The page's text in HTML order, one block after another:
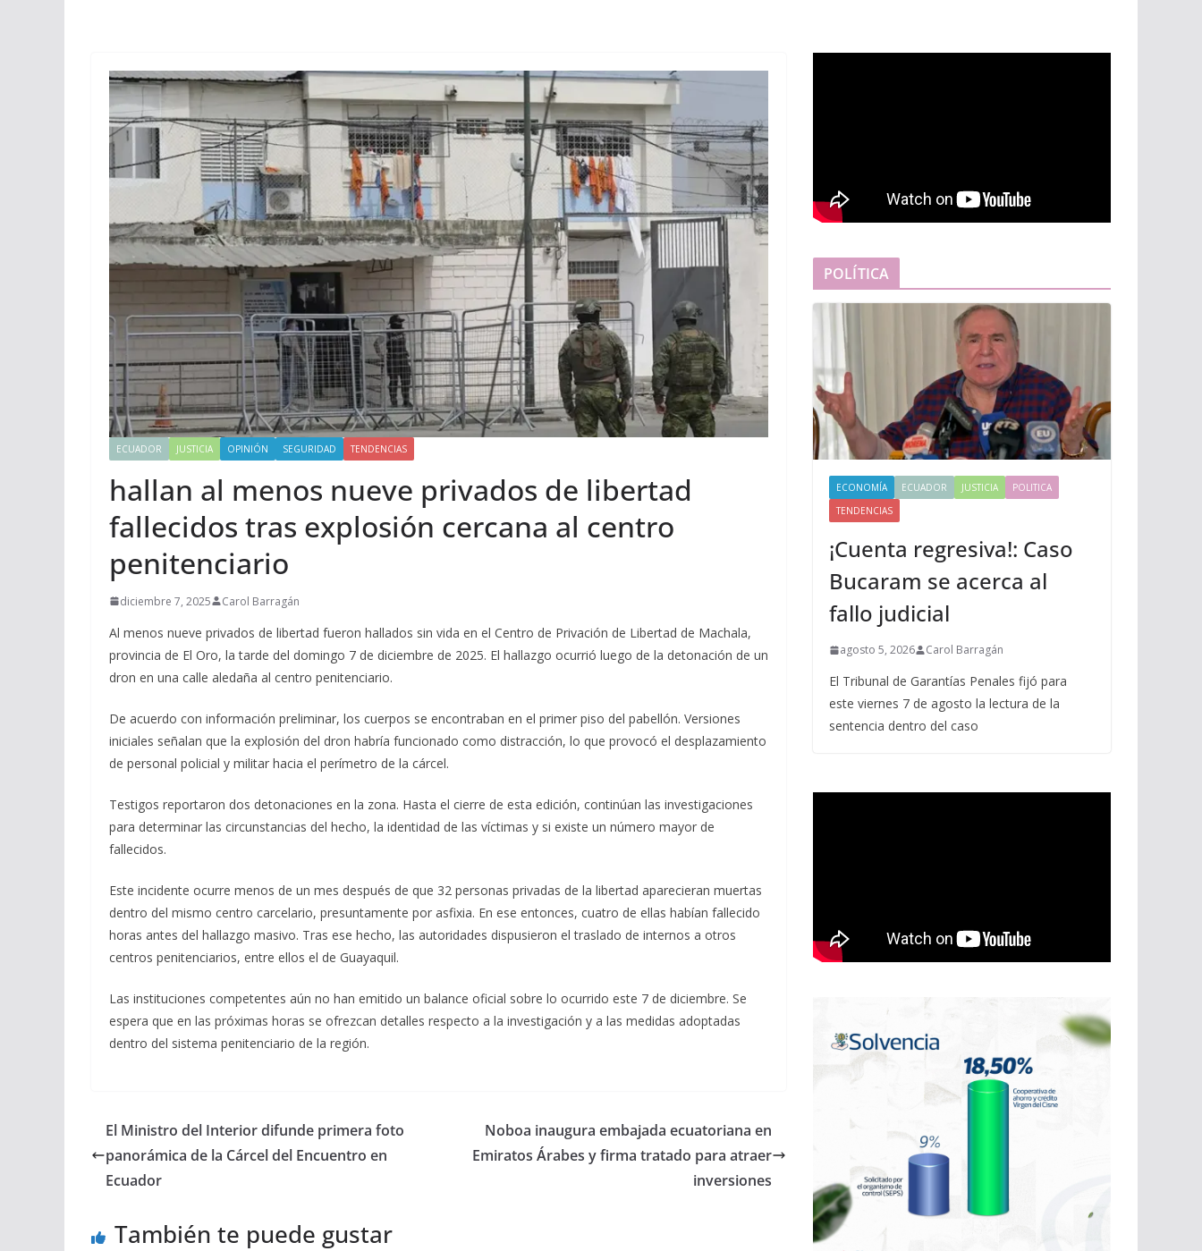
ECUADOR JUSTICIA OPINIÓN SEGURIDAD TENDENCIAS
hallan al menos nueve privados de libertad
fallecidos tras explosión cercana al centro
penitenciario
diciembre 7, 2025 Carol Barragán
Al menos nueve privados de libertad fueron hallados sin vida en el Centro de Privación de Libertad de Machala,
provincia de El Oro, la tarde del domingo 7 de diciembre de 2025. El hallazgo ocurrió luego de la detonación de un
dron en una calle aledaña al centro penitenciario.
De acuerdo con información preliminar, los cuerpos se encontraban en el primer piso del pabellón. Versiones
iniciales señalan que la explosión del dron habría funcionado como distracción, lo que provocó el desplazamiento
de personal policial y militar hacia el perímetro de la cárcel.
Testigos reportaron dos detonaciones en la zona. Hasta el cierre de esta edición, continúan las investigaciones
para determinar las circunstancias del hecho, la identidad de las víctimas y si existe un número mayor de
fallecidos.
Este incidente ocurre menos de un mes después de que 32 personas privadas de la libertad aparecieran muertas
dentro del mismo centro carcelario, presuntamente por asfixia. En ese entonces, cuatro de ellas habían fallecido
horas antes del hallazgo masivo. Tras ese hecho, las autoridades dispusieron el traslado de internos a otros
centros penitenciarios, entre ellos el de Guayaquil.
Las instituciones competentes aún no han emitido un balance oficial sobre lo ocurrido este 7 de diciembre. Se
espera que en las próximas horas se ofrezcan detalles respecto a la investigación y a las medidas adoptadas
dentro del sistema penitenciario de la región.
El Ministro del Interior difunde primera foto
panorámica de la Cárcel del Encuentro en
Ecuador
Noboa inaugura embajada ecuatoriana en
Emiratos Árabes y firma tratado para atraer
inversiones
También te puede gustar
POLÍTICA
ECONOMÍA ECUADOR JUSTICIA
POLITICA
TENDENCIAS
¡Cuenta regresiva!: Caso
Bucaram se acerca al
fallo judicial
agosto 5, 2026 Carol Barragán
El Tribunal de Garantías Penales fijó para
este viernes 7 de agosto la lectura de la
sentencia dentro del caso